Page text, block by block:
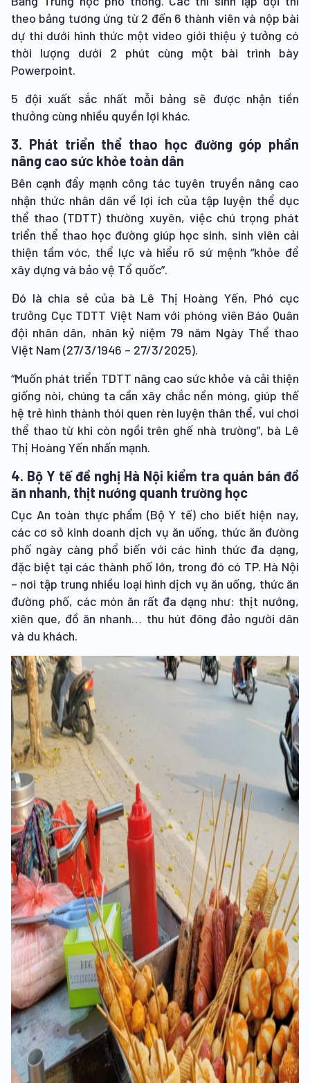
theo bảng tương ứng từ 2 đến 6 thành viên và nộp bài
dự thi dưới hình thức một video giới thiệu ý tưởng có
thời lượng dưới 2 phút cùng một bài trình bày
Powerpoint.
5 đội xuất sắc nhất mỗi bảng sẽ được nhận tiền
thưởng cùng nhiều quyền lợi khác.
3. Phát triển thể thao học đường góp phần
nâng cao sức khỏe toàn dân
Bên cạnh đẩy mạnh công tác tuyên truyền nâng cao
nhận thức nhân dân về lợi ích của tập luyện thể dục
thể thao (TDTT) thường xuyên, việc chú trọng phát
triển thể thao học đường giúp học sinh, sinh viên cải
thiện tầm vóc, thể lực và hiểu rõ sứ mệnh “khỏe để
xây dựng và bảo vệ Tổ quốc”.
Đó là chia sẻ của bà Lê Thị Hoàng Yến, Phó cục
trưởng Cục TDTT Việt Nam với phóng viên Báo Quân
đội nhân dân, nhân kỷ niệm 79 năm Ngày Thể thao
Việt Nam (27/3/1946 – 27/3/2025).
“Muốn phát triển TDTT nâng cao sức khỏe và cải thiện
giống nòi, chúng ta cần xây chắc nền móng, giúp thế
hệ trẻ hình thành thói quen rèn luyện thân thể, vui chơi
thể thao từ khi còn ngồi trên ghế nhà trường”, bà Lê
Thị Hoàng Yến nhấn mạnh.
4. Bộ Y tế đề nghị Hà Nội kiểm tra quán bán đồ
ăn nhanh, thịt nướng quanh trường học
Cục An toàn thực phẩm (Bộ Y tế) cho biết hiện nay,
các cơ sở kinh doanh dịch vụ ăn uống, thức ăn đường
phố ngày càng phổ biến với các hình thức đa dạng,
đặc biệt tại các thành phố lớn, trong đó có TP. Hà Nội
– nơi tập trung nhiều loại hình dịch vụ ăn uống, thức ăn
đường phố, các món ăn rất đa dạng như: thịt nướng,
xiên que, đồ ăn nhanh… thu hút đông đảo người dân
và du khách.